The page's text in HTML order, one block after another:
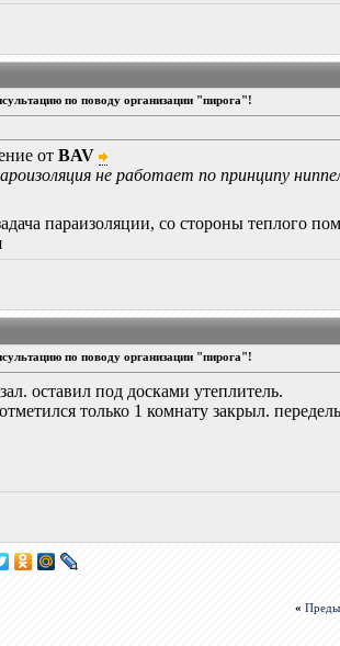
по поводу организации "пирога"!
отBAV
не работает по принципу
параизоляции, со стороны теплого
по поводу организации "пирога"!
оставил под досками утеплитель.
только 1 комнату закрыл.
«